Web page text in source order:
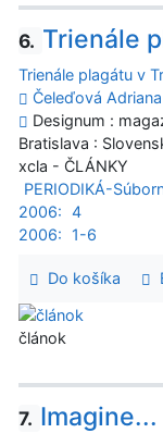
6. Trienále
Trienále plagátu v
Čeleďová Adriana
Designum :
Bratislava :
xcla - ČLÁNKY
PERIODIKÁ-
2006: 4
2006:
1-6
Do košíka
článok
7. Imagine...